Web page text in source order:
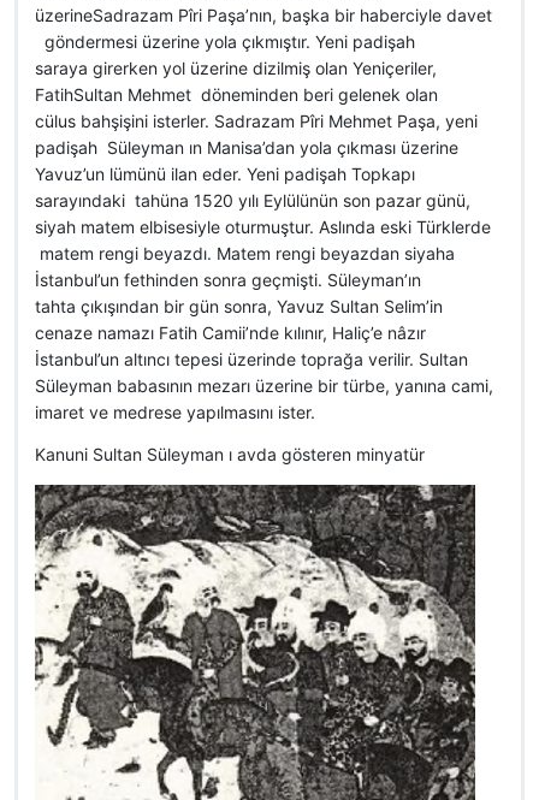
üzerineSadrazam Pîri Paşa’nın, başka bir haberciyle davet
göndermesi üzerine yola çıkmıştır. Yeni padişah
saraya girerken yol üzerine dizilmiş olan Yeniçeriler,
FatihSultan Mehmet döneminden beri gelenek olan
cülus bahşişini isterler. Sadrazam Pîri Mehmet Paşa, yeni
padişah Süleyman ın Manisa’dan yola çıkması üzerine
Yavuz’un lümünü ilan eder. Yeni padişah Topkapı
sarayındaki tahüna 1520 yılı Eylülünün son pazar günü,
siyah matem elbisesiyle oturmuştur. Aslında eski Türklerde
matem rengi beyazdı. Matem rengi beyazdan siyaha
İstanbul’un fethinden sonra geçmişti. Süleyman’ın
tahta çıkışından bir gün sonra, Yavuz Sultan Selim’in
cenaze namazı Fatih Camii’nde kılınır, Haliç’e nâzır
İstanbul’un altıncı tepesi üzerinde toprağa verilir. Sultan
Süleyman babasının mezarı üzerine bir türbe, yanına cami,
imaret ve medrese yapılmasını ister.
Kanuni Sultan Süleyman ı avda gösteren minyatür